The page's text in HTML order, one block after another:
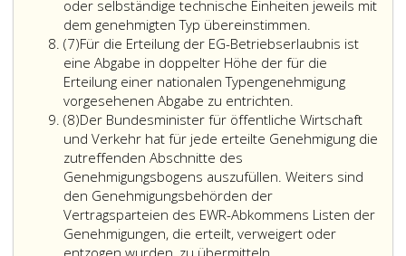
oder selbständige technische Einheiten jeweils mit
dem genehmigten Typ übereinstimmen.
(7)Absatz
7
Für die Erteilung der EG-Betriebserlaubnis ist
eine Abgabe in doppelter Höhe der für die
Erteilung einer nationalen Typengenehmigung
vorgesehenen Abgabe zu entrichten.
(8)Absatz
8
Der Bundesminister für öffentliche Wirtschaft
und Verkehr hat für jede erteilte Genehmigung die
zutreffenden Abschnitte des
Genehmigungsbogens auszufüllen. Weiters sind
den Genehmigungsbehörden der
Vertragsparteien des EWR-Abkommens Listen der
Genehmigungen, die erteilt, verweigert oder
entzogen wurden, zu übermitteln.